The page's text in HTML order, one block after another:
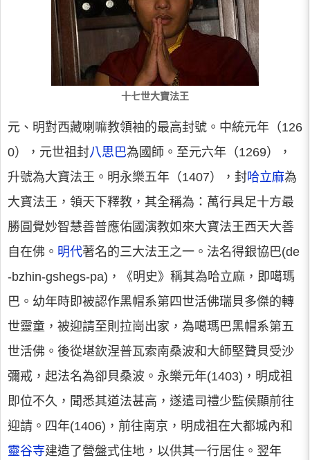
十七世大寶法王
元、明對西藏喇嘛教領袖的最高封號。中統元年（126
0），元世祖封八思巴為國師。至元六年（1269），
升號為大寶法王。明永樂五年（1407），封哈立麻為
大寶法王，領天下釋教，其全稱為：萬行具足十方最
勝圓覺妙智慧善普應佑國演教如來大寶法王西天大善
自在佛。 明代著名的三大法王之一。法名得銀協巴(de
-bzhin-gshegs-pa)，《明史》稱其為哈立麻，即噶瑪
巴。幼年時即被認作黑帽系第四世活佛瑞貝多傑的轉
世靈童，被迎請至則拉崗出家，為噶瑪巴黑帽系第五
世活佛。後從堪欽涅普瓦索南桑波和大師堅贊貝受沙
彌戒，起法名為卻貝桑波。永樂元年(1403)，明成祖
即位不久，聞悉其道法甚高，遂遣司禮少監侯顯前往
迎請。四年(1406)，前往南京，明成祖在大都城內和
靈谷寺建造了營盤式住地，以供其一行居住。翌年